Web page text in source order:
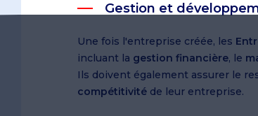
Gestion et
Une fois l'entreprise créée, les
incluant la gestion financière, le
Ils doivent également assurer le
compétitivité de leur entreprise.